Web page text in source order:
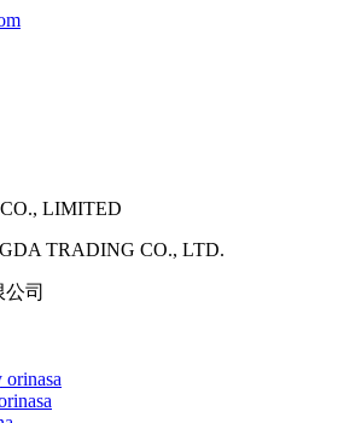
LIMITED
TRADING CO., LTD.
司